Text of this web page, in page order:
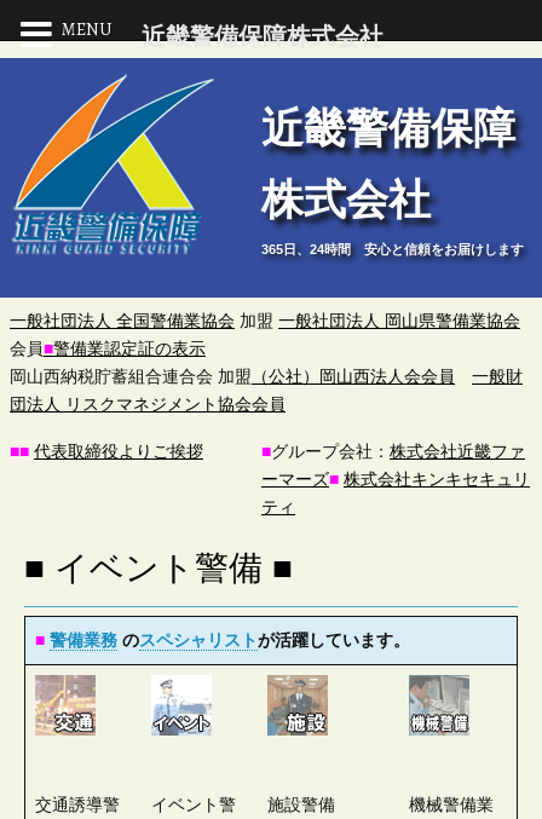
近
畿
警
備
保
障
株
会
社
近畿警備保障
株式会社
365日、24時間 安心と信頼をお届けします
一般社団法人 全国警備業協会 加盟 一般社団法人 岡山県警備業協会
会員■警備業認定証の表示
岡山西納税貯蓄組合連合会 加盟 （公社）岡山西法人会会員
一般財
団法人 リスクマネジメント協会会員
■■ 代表取締役よりご挨拶 ■グループ会社： 株式会社近畿ファ
ーマーズ■ 株式会社キンキセキュリ
ティ
■ イベント警備 ■
■ 警備業務 のスペシャリストが活躍しています。
交通誘導警
イベント警
施設警備
機械警備業
MENU 近畿警備保障株式会社